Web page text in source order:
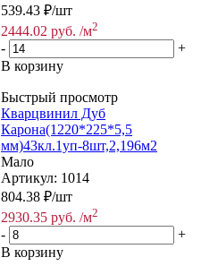
539.43 ₽/шт
2444.02 руб. /м2
-
+
В корзину
Быстрый просмотр
Кварцвинил Дуб
Карона(1220*225*5,5
мм)43кл.1уп-8шт,2,196м2
Мало
Артикул: 1014
804.38 ₽/шт
2930.35 руб. /м2
-
+
В корзину